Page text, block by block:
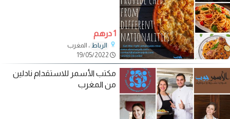
1 درهم
الرباط ، المغرب
مكتب الأسمر للاستقدام نادلين
من المغرب